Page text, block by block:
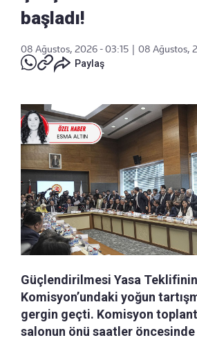
başladı!
08 Ağustos, 2026 - 03:15
08 Ağustos,
Paylaş
Güçlendirilmesi Yasa
Komisyon’undaki yoğun
gergin geçti. Komisyon
salonun önü saatler